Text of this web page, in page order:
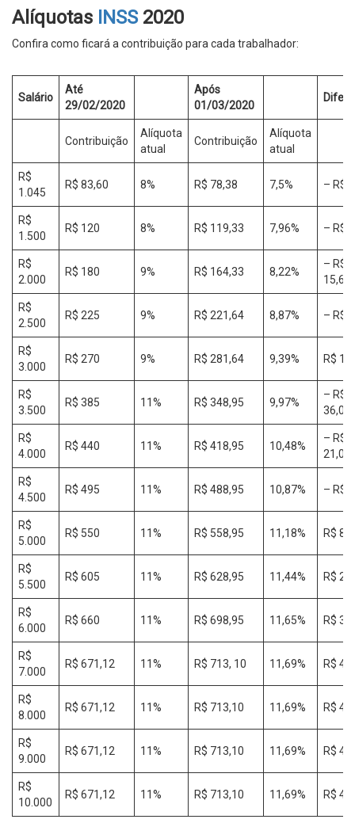
Alíquotas INSS2020
Confira como ficará a contribuição para cada trabalhador:
Salário
Até
29/02/2020
Após
01/03/2020
Contribuição
Alíquota
atual
Contribuição
Alíquota
atual
R$
1.045
R$ 83,60 8% R$ 78,38 7,5% – R$
R$
1.500
R$ 120 8% R$ 119,33 7,96% – R$
R$
2.000
R$ 180 9% R$ 164,33 8,22%
– R$
15,68
R$
2.500
R$ 225 9% R$ 221,64 8,87% – R$
R$
3.000
R$ 270 9% R$ 281,64 9,39% R$
R$
3.500
R$ 385 11% R$ 348,95 9,97%
– R$
36,05
R$
4.000
R$ 440 11% R$ 418,95 10,48%
– R$
21,05
R$
4.500
R$ 495 11% R$ 488,95 10,87% – R$
R$
5.000
R$ 550 11% R$ 558,95 11,18% R$
R$
5.500
R$ 605 11% R$ 628,95 11,44% R$
R$
6.000
R$ 660 11% R$ 698,95 11,65% R$
R$
7.000
R$ 671,12 11% R$ 713, 10 11,69% R$
R$
8.000
R$ 671,12 11% R$ 713,10 11,69% R$
R$
9.000
R$ 671,12 11% R$ 713,10 11,69% R$
R$
10.000
R$ 671,12 11% R$ 713,10 11,69% R$